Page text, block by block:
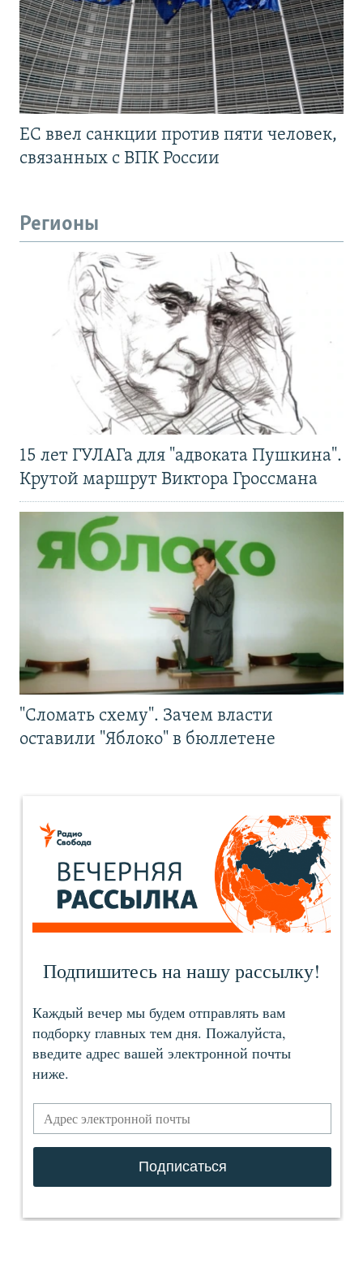
ЕС ввел санкции против пяти человек,
связанных с ВПК России
Регионы
15 лет ГУЛАГа для "адвоката Пушкина".
Крутой маршрут Виктора Гроссмана
"Сломать схему". Зачем власти
оставили "Яблоко" в бюллетене